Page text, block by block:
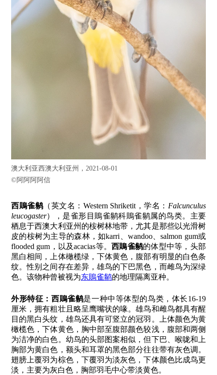
澳大利亚西澳大利亚州，2021-08-01
© 阿阿阿阿信
西鵙雀鹟 （英文名：Western Shriketit，学名： Falcunculus
leucogaster），是雀形目鵙雀鹟科鵙雀鹟属的鸟类。主要
栖息于西澳大利亚州的桉树林地带，尤其是那些以光滑树
皮的桉树为主导的森林，如karri、wandoo、salmon gum或
flooded gum，以及acacias等。西鵙雀鹟的体型中等，头部
黑白相间，上体橄榄绿，下体黄色，腹部有明显的白色条
纹。性别之间存在差异，雄鸟的下巴黑色，而雌鸟为深绿
色。该物种曾被视为东鵙雀鹟的地理隔离亚种。
外形特征： 西鵙雀鹟是一种中等体型的鸟类，体长16-19
厘米，拥有粗壮且略呈鹰嘴状的喙。雄鸟和雌鸟都具有醒
目的黑白头纹，雄鸟还具有可竖立的冠羽。上体颜色为黄
橄榄色，下体黄色，胸中部至腹部颜色较浅，腹部和两侧
为洁净的白色。幼鸟的头部图案相似，但下巴、喉咙和上
胸部为黄白色，额头和耳罩的黑色部分往往带有灰色调。
翅膀上覆羽为棕色，下覆羽为淡灰色，下体颜色比成鸟更
淡，主要为灰白色，胸部羽毛中心带淡黄色。